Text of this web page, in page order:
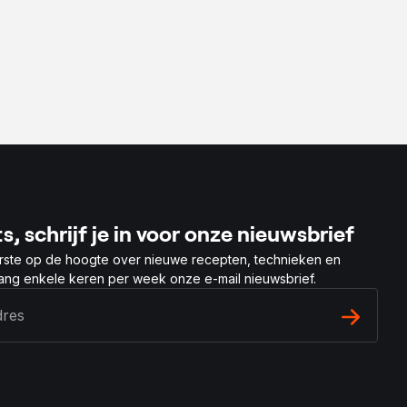
schrijf je in voor onze nieuwsbrief
op de hoogte over nieuwe recepten, technieken en
enkele keren per week onze e-mail nieuwsbrief.